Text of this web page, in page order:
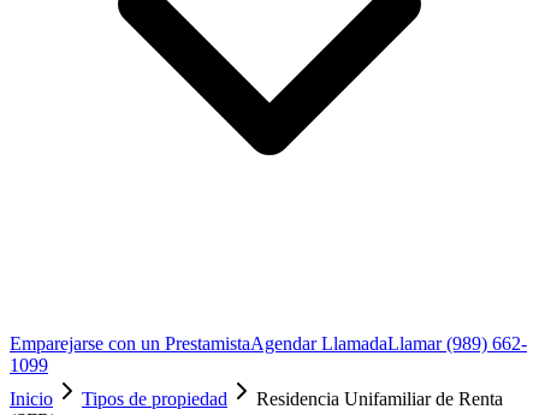
Emparejarse con un PrestamistaAgendar LlamadaLlamar (989) 662-
1099
Inicio
Tipos de propiedad
Residencia Unifamiliar de Renta